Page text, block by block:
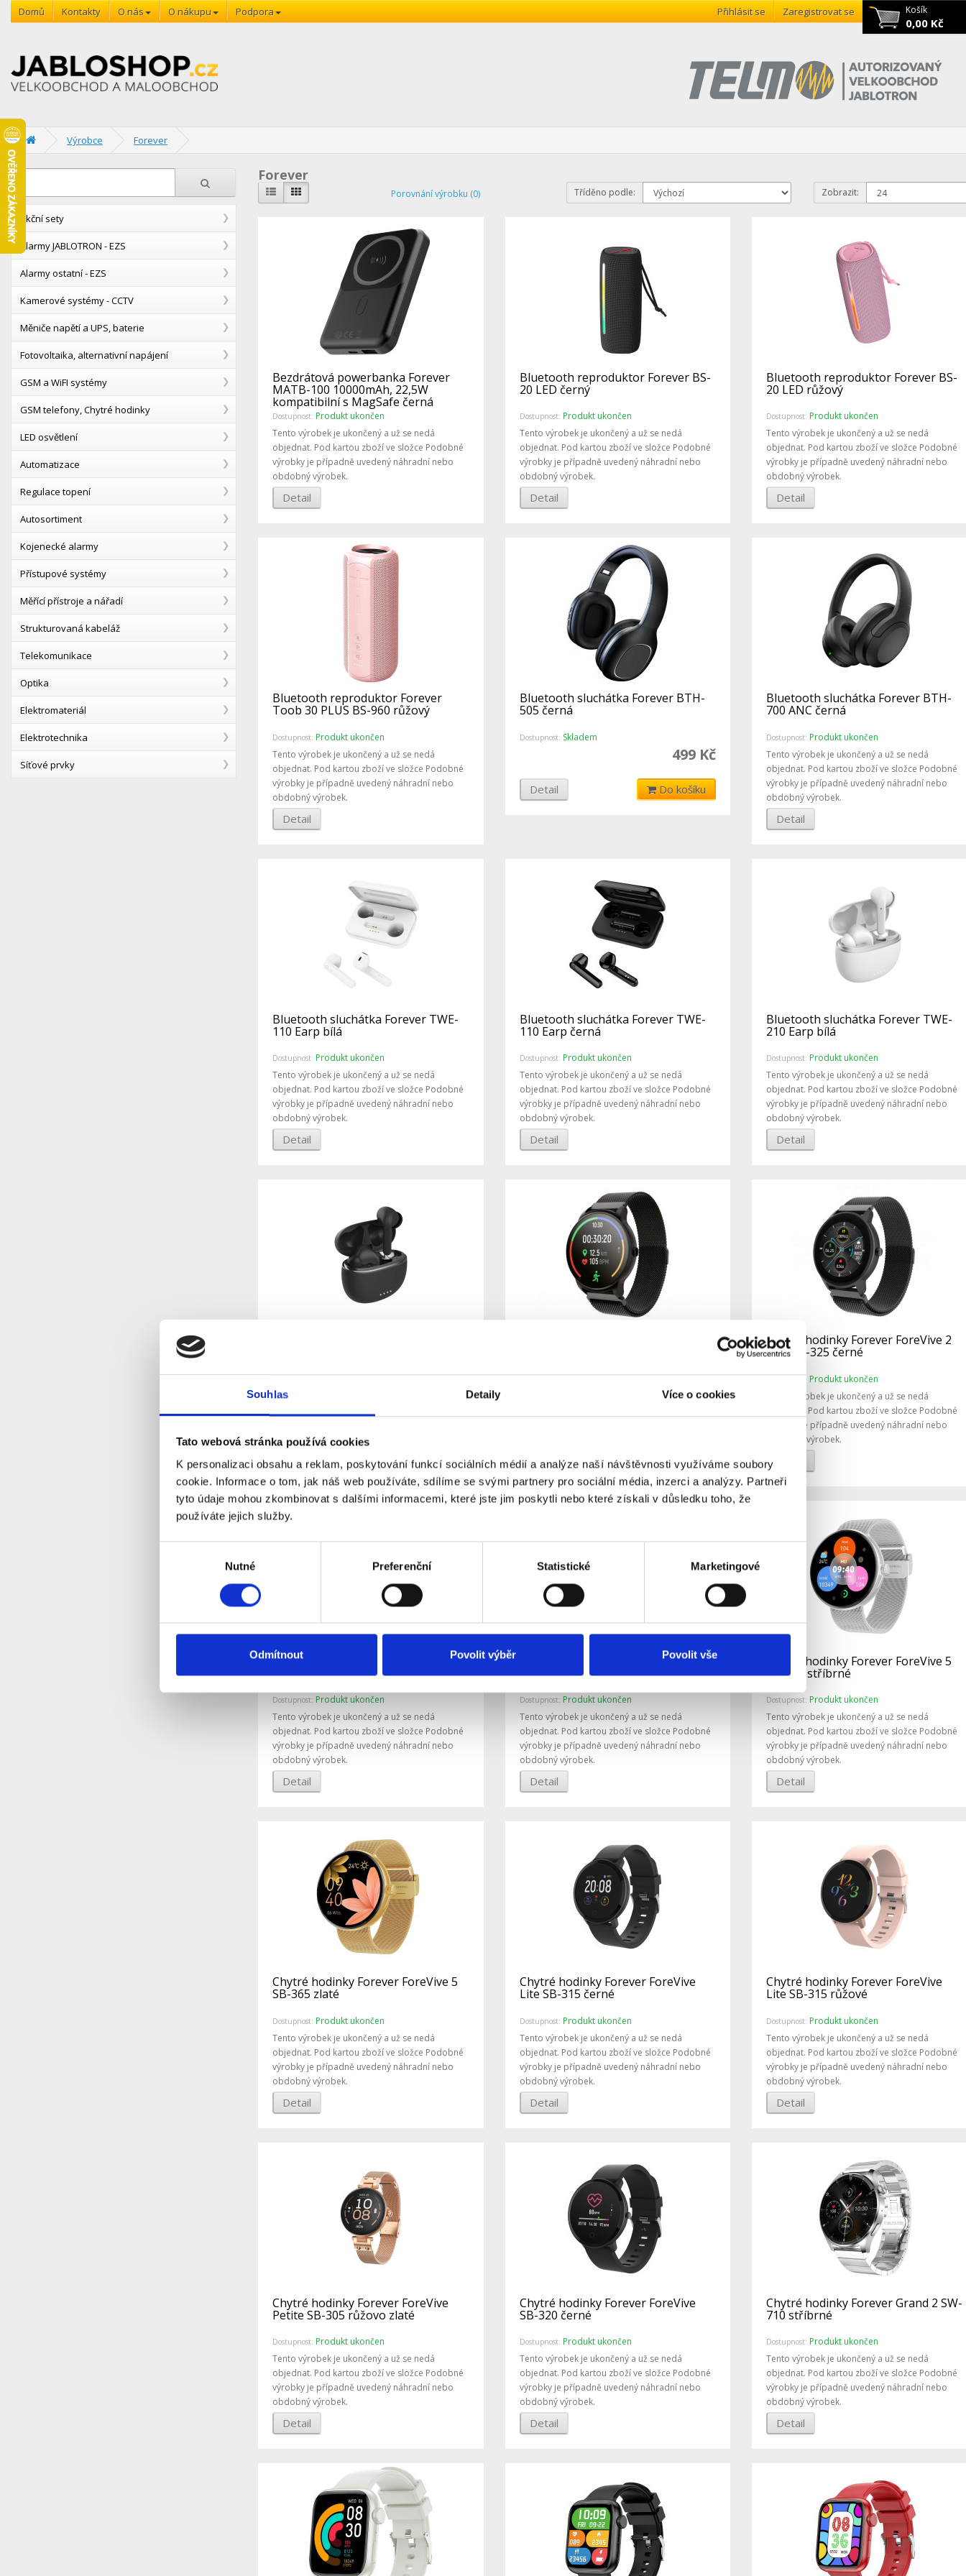
Souhlas Detaily Více o cookies
Tato webová stránka používá cookies
K personalizaci obsahu a reklam, poskytování funkcí sociálních médií a analýze naší návštěvnosti využíváme soubory
cookie. Informace o tom, jak náš web používáte, sdílíme se svými partnery pro sociální média, inzerci a analýzy. Partneři
tyto údaje mohou zkombinovat s dalšími informacemi, které jste jim poskytli nebo které získali v důsledku toho, že
používáte jejich služby.
Nutné Preferenční Statistické Marketingové
Odmítnout Povolit výběr Povolit vše
Košík
0,00 Kč
Domů Kontakty O nás O nákupu Podpora Přihlásit se Zaregistrovat se
Výrobce Forever
Akční sety
Alarmy JABLOTRON - EZS
Alarmy ostatní - EZS
Kamerové systémy - CCTV
Měniče napětí a UPS, baterie
Fotovoltaika, alternativní napájení
GSM a WiFI systémy
GSM telefony, Chytré hodinky
LED osvětlení
Automatizace
Regulace topení
Autosortiment
Kojenecké alarmy
Přístupové systémy
Měřící přístroje a nářadí
Strukturovaná kabeláž
Telekomunikace
Optika
Elektromateriál
Elektrotechnika
Síťové prvky
Forever
Porovnání výrobku (0) Tříděno podle: Zobrazit:
Bezdrátová powerbanka Forever
MATB-100 10000mAh, 22,5W
kompatibilní s MagSafe černá
Dostupnost: Produkt ukončen
Tento výrobek je ukončený a už se nedá
objednat. Pod kartou zboží ve složce Podobné
výrobky je případně uvedený náhradní nebo
obdobný výrobek.
Detail
Bluetooth reproduktor Forever BS-
20 LED černý
Dostupnost: Produkt ukončen
Tento výrobek je ukončený a už se nedá
objednat. Pod kartou zboží ve složce Podobné
výrobky je případně uvedený náhradní nebo
obdobný výrobek.
Detail
Bluetooth reproduktor Forever BS-
20 LED růžový
Dostupnost: Produkt ukončen
Tento výrobek je ukončený a už se nedá
objednat. Pod kartou zboží ve složce Podobné
výrobky je případně uvedený náhradní nebo
obdobný výrobek.
Detail
Bluetooth reproduktor Forever
Toob 30 PLUS BS-960 růžový
Dostupnost: Produkt ukončen
Tento výrobek je ukončený a už se nedá
objednat. Pod kartou zboží ve složce Podobné
výrobky je případně uvedený náhradní nebo
obdobný výrobek.
Detail
Bluetooth sluchátka Forever BTH-
505 černá
Dostupnost: Skladem
499 Kč
Detail Do košíku
Bluetooth sluchátka Forever BTH-
700 ANC černá
Dostupnost: Produkt ukončen
Tento výrobek je ukončený a už se nedá
objednat. Pod kartou zboží ve složce Podobné
výrobky je případně uvedený náhradní nebo
obdobný výrobek.
Detail
Bluetooth sluchátka Forever TWE-
110 Earp bílá
Dostupnost: Produkt ukončen
Tento výrobek je ukončený a už se nedá
objednat. Pod kartou zboží ve složce Podobné
výrobky je případně uvedený náhradní nebo
obdobný výrobek.
Detail
Bluetooth sluchátka Forever TWE-
110 Earp černá
Dostupnost: Produkt ukončen
Tento výrobek je ukončený a už se nedá
objednat. Pod kartou zboží ve složce Podobné
výrobky je případně uvedený náhradní nebo
obdobný výrobek.
Detail
Bluetooth sluchátka Forever TWE-
210 Earp bílá
Dostupnost: Produkt ukončen
Tento výrobek je ukončený a už se nedá
objednat. Pod kartou zboží ve složce Podobné
výrobky je případně uvedený náhradní nebo
obdobný výrobek.
Detail
Produkt ukončen
Tento výrobek je ukončený a už se nedá
obdobný výrobek.
Detail
Produkt ukončen
Tento výrobek je ukončený a už se nedá
Detail
Chytré hodinky Forever ForeVive 2
Slim SB-325 černé
Produkt ukončen
Tento výrobek je ukončený a už se nedá
objednat. Pod kartou zboží ve složce Podobné
výrobky je případně uvedený náhradní nebo
obdobný výrobek.
Chytré hodinky Forever ForeVive 5
SB-365 černé
Dostupnost: Produkt ukončen
Tento výrobek je ukončený a už se nedá
objednat. Pod kartou zboží ve složce Podobné
výrobky je případně uvedený náhradní nebo
obdobný výrobek.
Detail
Chytré hodinky Forever ForeVive 5
SB-365 růžovo zlaté
Dostupnost: Produkt ukončen
Tento výrobek je ukončený a už se nedá
objednat. Pod kartou zboží ve složce Podobné
výrobky je případně uvedený náhradní nebo
obdobný výrobek.
Detail
Chytré hodinky Forever ForeVive 5
SB-365 stříbrné
Dostupnost: Produkt ukončen
Tento výrobek je ukončený a už se nedá
objednat. Pod kartou zboží ve složce Podobné
výrobky je případně uvedený náhradní nebo
obdobný výrobek.
Detail
Chytré hodinky Forever ForeVive 5
SB-365 zlaté
Dostupnost: Produkt ukončen
Tento výrobek je ukončený a už se nedá
objednat. Pod kartou zboží ve složce Podobné
výrobky je případně uvedený náhradní nebo
obdobný výrobek.
Detail
Chytré hodinky Forever ForeVive
Lite SB-315 černé
Dostupnost: Produkt ukončen
Tento výrobek je ukončený a už se nedá
objednat. Pod kartou zboží ve složce Podobné
výrobky je případně uvedený náhradní nebo
obdobný výrobek.
Detail
Chytré hodinky Forever ForeVive
Lite SB-315 růžové
Dostupnost: Produkt ukončen
Tento výrobek je ukončený a už se nedá
objednat. Pod kartou zboží ve složce Podobné
výrobky je případně uvedený náhradní nebo
obdobný výrobek.
Detail
Chytré hodinky Forever ForeVive
Petite SB-305 růžovo zlaté
Dostupnost: Produkt ukončen
Tento výrobek je ukončený a už se nedá
objednat. Pod kartou zboží ve složce Podobné
výrobky je případně uvedený náhradní nebo
obdobný výrobek.
Detail
Chytré hodinky Forever ForeVive
SB-320 černé
Dostupnost: Produkt ukončen
Tento výrobek je ukončený a už se nedá
objednat. Pod kartou zboží ve složce Podobné
výrobky je případně uvedený náhradní nebo
obdobný výrobek.
Detail
Chytré hodinky Forever Grand 2 SW-
710 stříbrné
Dostupnost: Produkt ukončen
Tento výrobek je ukončený a už se nedá
objednat. Pod kartou zboží ve složce Podobné
výrobky je případně uvedený náhradní nebo
obdobný výrobek.
Detail